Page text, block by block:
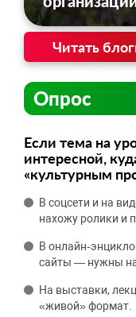
Читать
Опрос
Если тема на
интересной,
«культурным
В соцсети и на
нахожу ролики и
В
сайты — нужны
На выставки,
«живой» формат.